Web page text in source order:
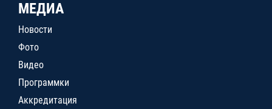
МЕДИА
Новости
Фото
Видео
Программки
Аккредитация